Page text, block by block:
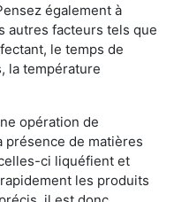
également à
autres facteurs tels que
le temps de
la température
opération de
de matières
ci liquéfient et
les produits